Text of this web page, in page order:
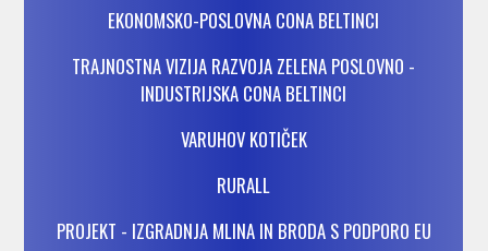
EKONOMSKO-POSLOVNA CONA BELTINCI
TRAJNOSTNA VIZIJA RAZVOJA ZELENA POSLOVNO -
INDUSTRIJSKA CONA BELTINCI
VARUHOV KOTIČEK
RURALL
PROJEKT - IZGRADNJA MLINA IN BRODA S PODPORO EU